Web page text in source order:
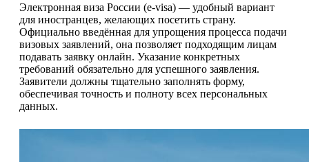
Электронная виза России (e-visa) — удобный вариант
для иностранцев, желающих посетить страну.
Официально введённая для упрощения процесса подачи
визовых заявлений, она позволяет подходящим лицам
подавать заявку онлайн. Указание конкретных
требований обязательно для успешного заявления.
Заявители должны тщательно заполнять форму,
обеспечивая точность и полноту всех персональных
данных.